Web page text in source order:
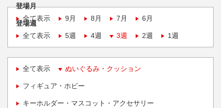
登場月
全て表示
9月 8月 7月 6月
登場週
全て表示
5週 4週 3週 2週 1週
全て表示 ぬいぐるみ・クッション
フィギュア・ホビー
キーホルダー・マスコット・アクセサリー